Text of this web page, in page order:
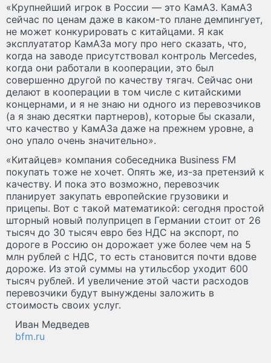
«Крупнейший игрок в России — это КамАЗ. КамАЗ
сейчас по ценам даже в каком-то плане демпингует,
не может конкурировать с китайцами. Я как
эксплуататор КамАЗа могу про него сказать, что,
когда на заводе присутствовал контроль Mercedes,
когда они работали в кооперации, это был
совершенно другой по качеству тягач. Сейчас они
делают в кооперации в том числе с китайскими
концернами, и я не знаю ни одного из перевозчиков
(а я знаю десятки партнеров), которые бы сказали,
что качество у КамАЗа даже на прежнем уровне, а
оно упало очень значительно».
«Китайцев» компания собеседника Business FM
покупать тоже не хочет. Опять же, из-за претензий к
качеству. И пока это возможно, перевозчик
планирует закупать европейские грузовики и
прицепы. Вот с такой математикой: сегодня простой
шторный новый полуприцеп в Германии стоит от 26
тысяч до 30 тысяч евро без НДС на экспорт, по
дороге в Россию он дорожает уже более чем на 5
млн рублей с НДС, то есть становится почти вдове
дороже. Из этой суммы на утильсбор уходит 600
тысяч рублей. И увеличение этой части расходов
перевозчики будут вынуждены заложить в
стоимость своих услуг.
Иван Медведев
bfm.ru